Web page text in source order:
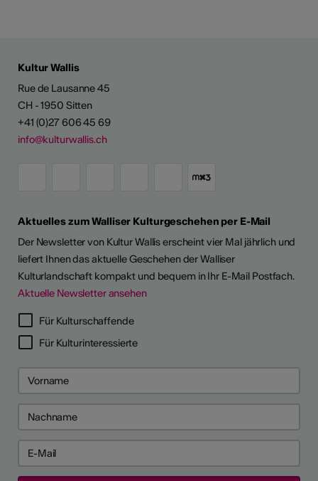
Kultur Wallis
Rue de Lausanne 45
CH - 1950 Sitten
+41 (0)27 606 45 69
info@kulturwallis.ch
Aktuelles zum Walliser Kulturgeschehen per E-Mail
Der Newsletter von Kultur Wallis erscheint vier Mal jährlich und
liefert Ihnen das aktuelle Geschehen der Walliser
Kulturlandschaft kompakt und bequem in Ihr E-Mail Postfach.
Aktuelle Newsletter ansehen
Für Kulturschaffende
Für Kulturinteressierte